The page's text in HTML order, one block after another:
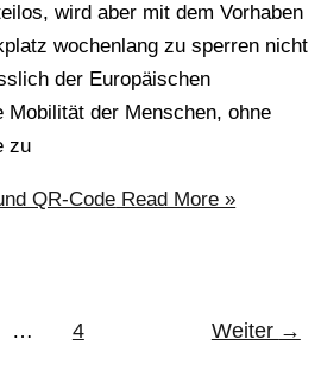
wird aber mit dem Vorhaben
wochenlang zu sperren nicht
der Europäischen
Mobilität der Menschen, ohne
zu
QR-Code Read More »
… 4 Weiter →